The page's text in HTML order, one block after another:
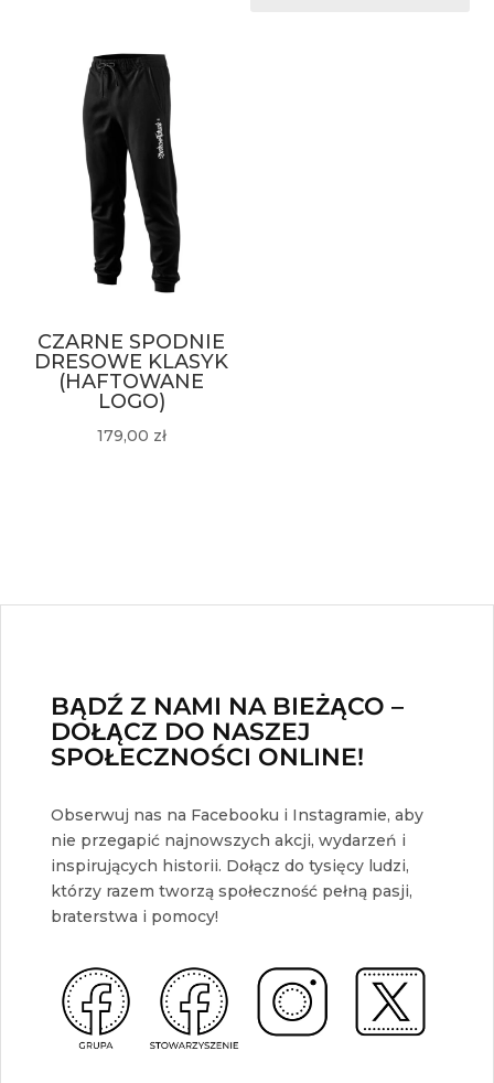
CZARNE SPODNIE
DRESOWE KLASYK
(HAFTOWANE
LOGO)
179,00 zł
BĄDŹ Z NAMI NA BIEŻĄCO –
DOŁĄCZ DO NASZEJ
SPOŁECZNOŚCI ONLINE!
Obserwuj nas na Facebooku i Instagramie, aby
nie przegapić najnowszych akcji, wydarzeń i
inspirujących historii. Dołącz do tysięcy ludzi,
którzy razem tworzą społeczność pełną pasji,
braterstwa i pomocy!